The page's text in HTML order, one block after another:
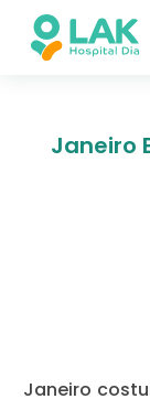
Janeiro
Janeiro